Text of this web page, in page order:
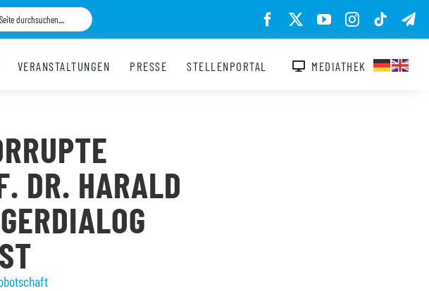
VERANSTALTUNGEN PRESSE STELLENPORTAL MEDIATHEK
DR. HARALD